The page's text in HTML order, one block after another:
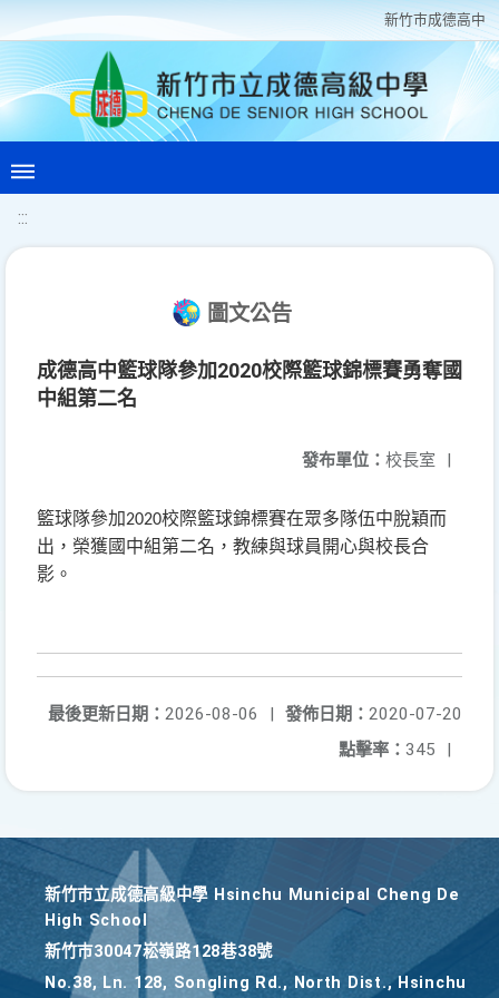
新竹巿成德高中
:::
圖文公告
成德高中籃球隊參加2020校際籃球錦標賽勇奪國
中組第二名
發布單位： 校長室 |
籃球隊參加2020校際籃球錦標賽在眾多隊伍中脫穎而
出 ， 榮獲國中組第二名 ，教練與球員開心與校長合
影。
發佈日期： 2020-07-20
最後更新日期： 2026-08-06
|
點擊率： 345 |
新竹巿立成德高級中學 Hsinchu Municipal Cheng De
High School
新竹巿30047崧嶺路128巷38號
No.38, Ln. 128, Songling Rd., North Dist., Hsinchu